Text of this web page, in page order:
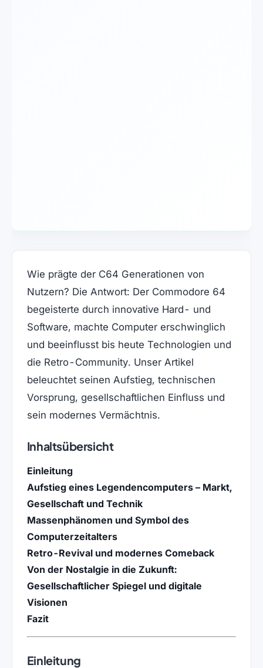
Wie prägte der C64 Generationen von
Nutzern? Die Antwort: Der Commodore 64
begeisterte durch innovative Hard- und
Software, machte Computer erschwinglich
und beeinflusst bis heute Technologien und
die Retro-Community. Unser Artikel
beleuchtet seinen Aufstieg, technischen
Vorsprung, gesellschaftlichen Einfluss und
sein modernes Vermächtnis.
Inhaltsübersicht
Einleitung
Aufstieg eines Legendencomputers – Markt,
Gesellschaft und Technik
Massenphänomen und Symbol des
Computerzeitalters
Retro-Revival und modernes Comeback
Von der Nostalgie in die Zukunft:
Gesellschaftlicher Spiegel und digitale
Visionen
Fazit
Einleitung